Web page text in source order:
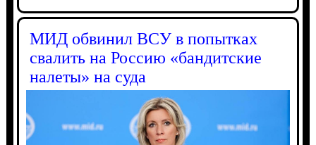
МИД обвинил ВСУ в попытках
свалить на Россию «бандитские
налеты» на суда